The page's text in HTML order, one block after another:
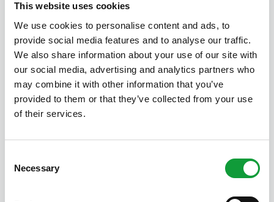
This website uses cookies
We use cookies to personalise content and ads, to
provide social media features and to analyse our traffic.
We also share information about your use of our site with
our social media, advertising and analytics partners who
may combine it with other information that you’ve
provided to them or that they’ve collected from your use
of their services.
Selection
Necessary
Barn-Häuschen
1 1